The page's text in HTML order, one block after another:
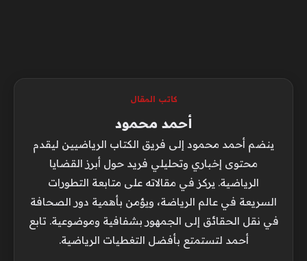
كاتب المقال
أحمد محمود
ينضم أحمد محمود إلى فريق الكتاب الرياضيين ليقدم
محتوى إخباري وتحليلي فريد حول أبرز القضايا
الرياضية. يركز في مقالاته على متابعة التطورات
السريعة في عالم الرياضة، ويؤمن بأهمية دور الصحافة
في نقل الحقائق إلى الجمهور بشفافية وموضوعية. تابع
أحمد لتستمتع بأفضل التغطيات الرياضية.